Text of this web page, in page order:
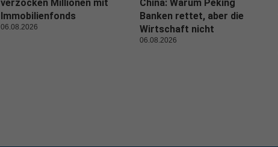
verzocken Millionen mit
Immobilienfonds
06.08.2026
China: Warum Peking
Banken rettet, aber die
Wirtschaft nicht
06.08.2026